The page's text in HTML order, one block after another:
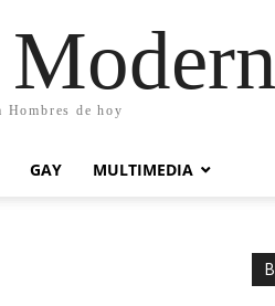
Hombres de hoy
GAY MULTIMEDIA